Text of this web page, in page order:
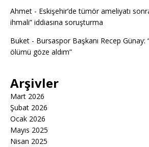
Ahmet - Eskişehir’de tümör ameliyatı
ihmali” iddiasına soruşturma
Buket - Bursaspor Başkanı Recep Günay:
ölümü göze aldım”
Arşivler
Mart 2026
Şubat 2026
Ocak 2026
Mayıs 2025
Nisan 2025